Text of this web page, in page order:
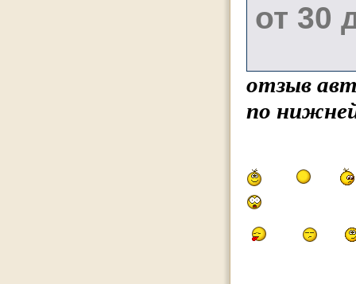
отзыв
по